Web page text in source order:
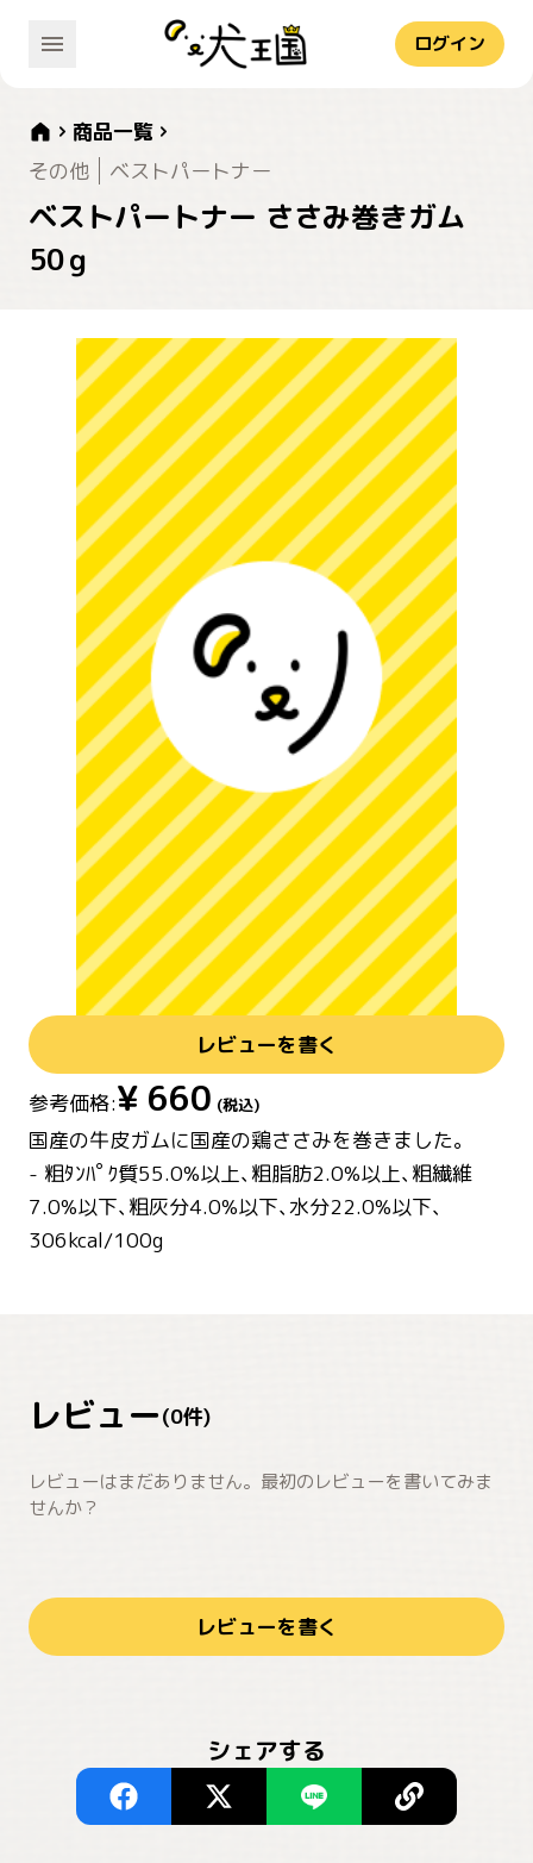
ログイン
商品一覧
その他
ベストパートナー
ベストパートナー ささみ巻きガム
50ｇ
レビューを書く
参考価格:¥ 660 (税込)
国産の牛皮ガムに国産の鶏ささみを巻きました。
- 粗ﾀﾝﾊﾟｸ質55.0%以上､粗脂肪2.0%以上､粗繊維
7.0%以下､粗灰分4.0%以下､水分22.0%以下､
306kcal/100g
レビュー(0件)
レビューはまだありません。最初のレビューを書いてみま
せんか？
レビューを書く
シェアする